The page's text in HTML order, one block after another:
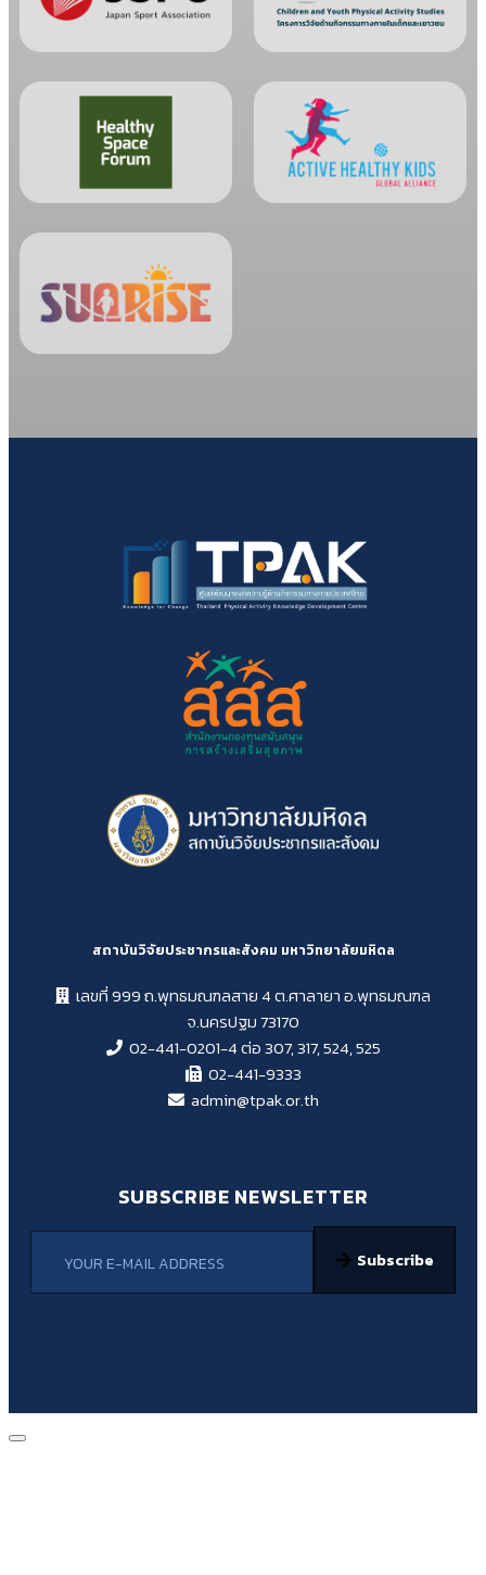
สถาบันวิจัยประชากรและสังคม มหาวิทยาลัยมหิดล
เลขที่ 999 ถ.พุทธมณฑลสาย 4 ต.ศาลายา อ.พุทธมณฑล
จ.นครปฐม 73170
02-441-0201-4 ต่อ 307, 317, 524, 525
02-441-9333
admin@tpak.or.th
SUBSCRIBE NEWSLETTER
Subscribe